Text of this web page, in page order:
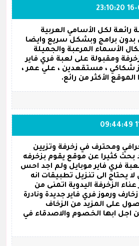
لكل الأسامي العربية
بدون برامج وبشكل سريع وايضا
الأسماء المرعبة والجميلة
ومقبولة على لعبة فري فاير
، مستقعدين ، علي عمر ،
الأكثر من رائع.
ومحترف في زخرفة وتزيين
بحث كثيرا عن موقع يقوم بزخرفه
فري فاير موبايل ولم اجد احس
يحتاج الى تنزيل تطبيقات انه
الزخرفة اليدوية اتمنى من
ورموز فري فاير جديدة ونادرة
على المزيد من الزخاف
اجل ابها الخصوم والاصدقاء في